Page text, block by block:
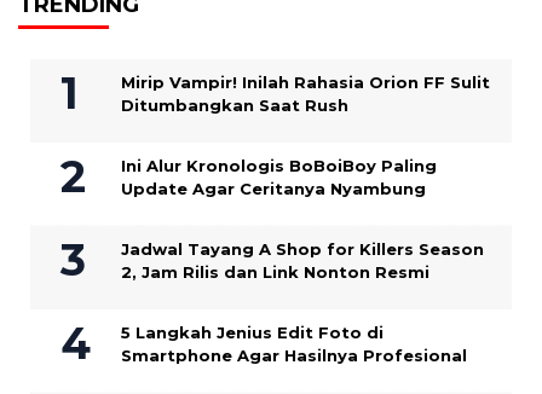
Mirip Vampir! Inilah Rahasia Orion FF Sulit
Ditumbangkan Saat Rush
Ini Alur Kronologis BoBoiBoy Paling
Update Agar Ceritanya Nyambung
Jadwal Tayang A Shop for Killers Season
2, Jam Rilis dan Link Nonton Resmi
5 Langkah Jenius Edit Foto di
Smartphone Agar Hasilnya Profesional